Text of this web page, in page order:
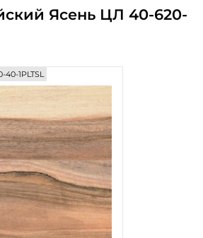
Ясень ЦЛ 40-620-
1PLTSL